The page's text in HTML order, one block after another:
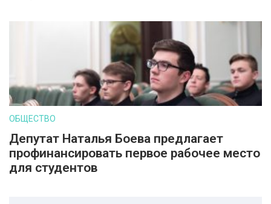
ОБЩЕСТВО
Депутат Наталья Боева предлагает
профинансировать первое рабочее место
для студентов